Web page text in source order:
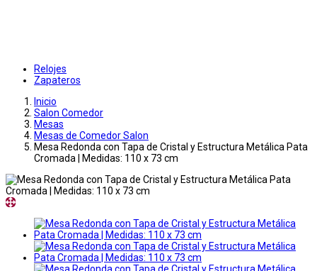
Relojes
Zapateros
Inicio
Salon Comedor
Mesas
Mesas de Comedor Salon
Mesa Redonda con Tapa de Cristal y Estructura Metálica Pata
Cromada | Medidas: 110 x 73 cm